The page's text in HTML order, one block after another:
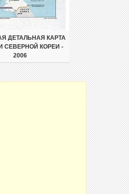
ДЕТАЛЬНАЯ КАРТА
СЕВЕРНОЙ КОРЕИ -
2006